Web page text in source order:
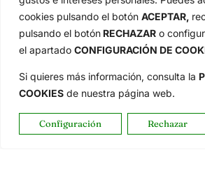
cookies pulsando el botón ACEPTAR,
pulsando el botón RECHAZAR o
el apartado CONFIGURACIÓN DE
Si quieres más información, consulta la
COOKIES de nuestra página web.
Configuración Rechazar
Categorias
Inicio
Amateurs
Circuitos
Especiales
Jon
Vídeos
De